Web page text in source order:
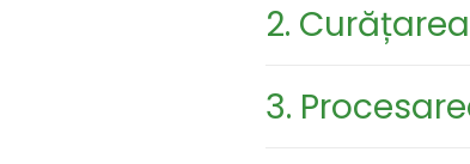
2.
3.